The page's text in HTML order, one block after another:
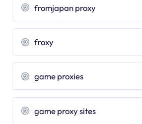
fromjapan proxy
froxy
game proxies
game proxy sites